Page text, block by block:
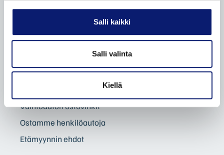
Salli kaikki
Salli valinta
Kiellä
Volvo Selekt vaihtoautot
Bilia Complete vaihtoautot
Bilia lisäpalvelut
Vaihtoauton ostovinkit
Ostamme henkilöautoja
Etämyynnin ehdot